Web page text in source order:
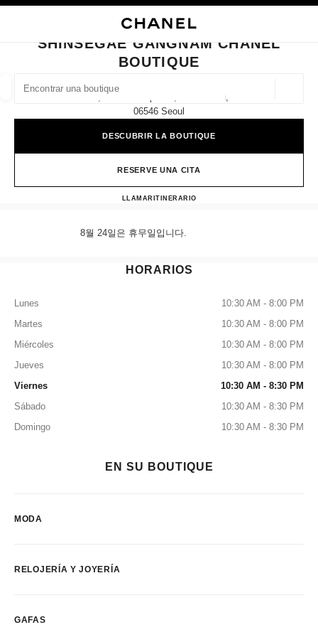
BUSCAR UNA BOUTIQUE
las sugerencias se muestran debajo de esta barra de búsqueda
0 Sugerencias disponibles
CERRAR TARJETA DE BOUTIQUE SHINSEGAE GANGNAM CHANEL
SHINSEGAE GANGNAM CHANEL
BOUTIQUE
2f, 176 Sinbanpo-Ro, Seocho-Gu,
06546 Seoul
DESCUBRIR LA BOUTIQUE
RESERVE UNA CITA
LLAMAR+82 80 805 9628
ITINERARIOShinsegae Gangnam
8월 24일은 휴무일입니다.
HORARIOS
Lunes
10:30 AM - 8:00 PM
Martes
10:30 AM - 8:00 PM
Miércoles
10:30 AM - 8:00 PM
Jueves
10:30 AM - 8:00 PM
Viernes
10:30 AM - 8:30 PM
Sábado
10:30 AM - 8:30 PM
Domingo
10:30 AM - 8:30 PM
EN SU BOUTIQUE
MODA
RELOJERÍA Y JOYERÍA
GAFAS
filtros
resultado de los filtros por: